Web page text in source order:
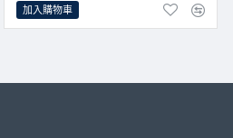
加入購物車